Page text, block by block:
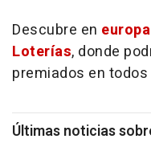
Descubre en
Loterías, donde
premiados en
Últimas noticias